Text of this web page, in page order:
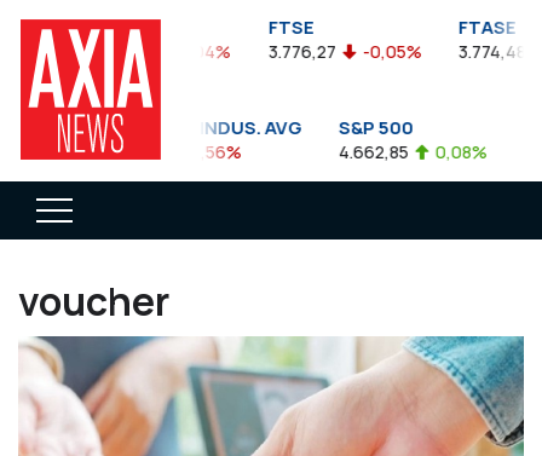
FTSEA
899,47 -0,04%
FTSE
3.776,27 -0,05%
FTASE
3.774,48
DOW JONES INDUS. AVG
35.911,81 -0,56%
S&P 500
4.662,85 0,08%
voucher